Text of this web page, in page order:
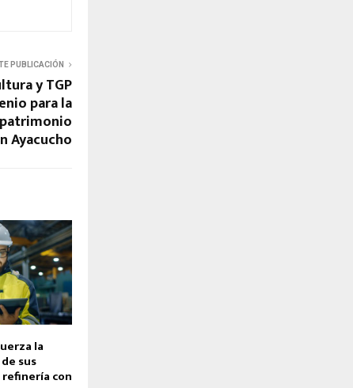
PUBLICACIÓN
y TGP
para la
Ayacucho
la
sus
con